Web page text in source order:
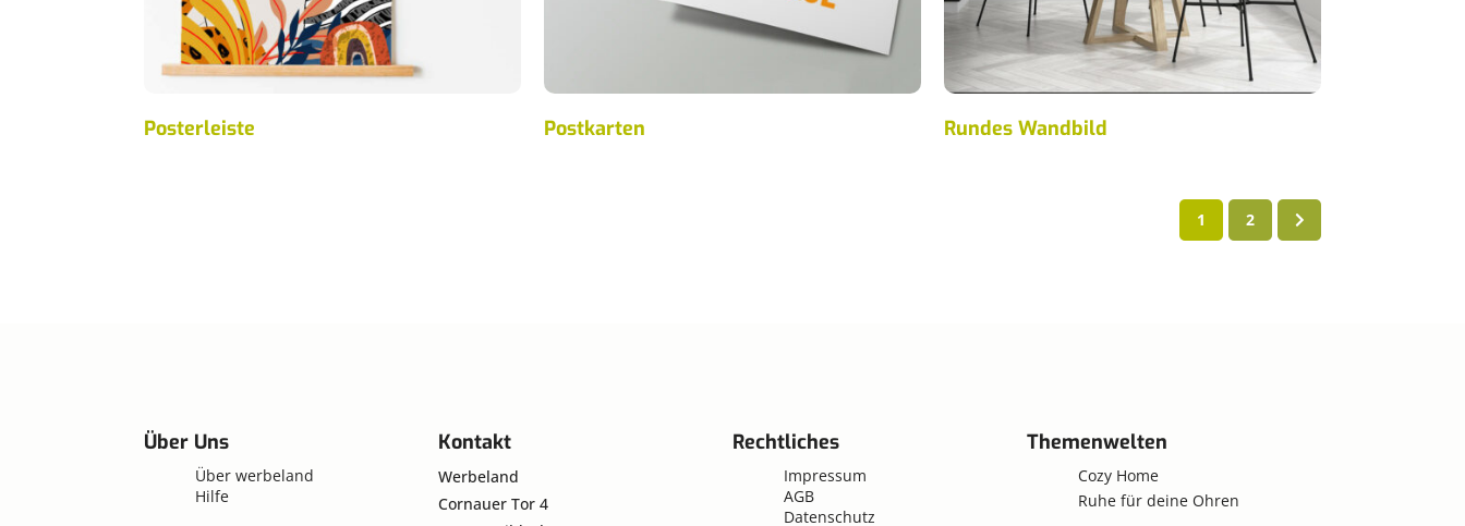
Posterleiste Postkarten Rundes Wandbild
1 2
Über Uns
Über werbeland
Hilfe
Kontakt
Werbeland
Cornauer Tor 4
Rechtliches
Impressum
AGB
Datenschutz
Themenwelten
Cozy Home
Ruhe für deine Ohren